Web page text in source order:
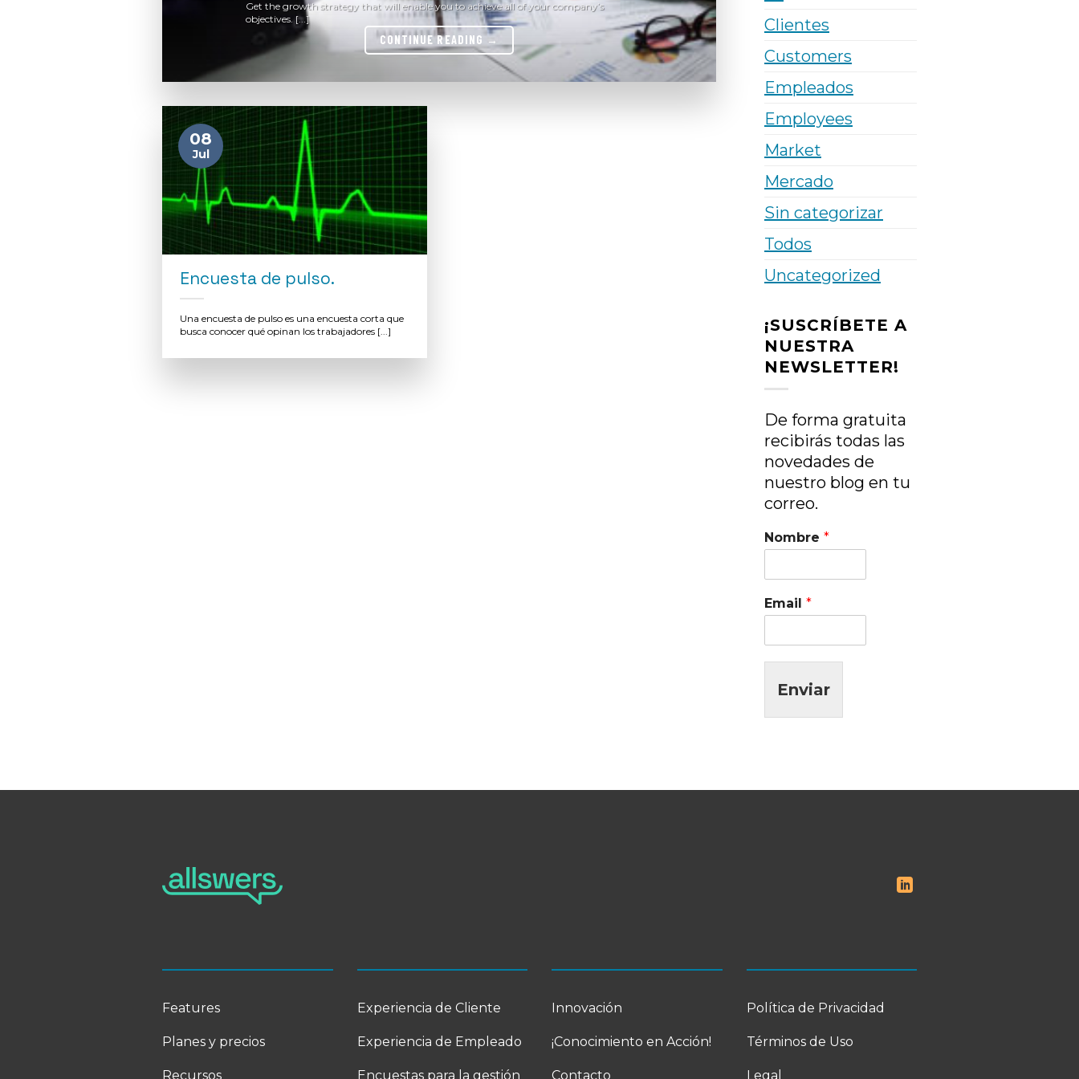
Get the growth strategy that will enable you to achieve all of your company’s
objectives. [...]
CONTINUE READING →
Encuesta de pulso.
Una encuesta de pulso es una encuesta corta que
busca conocer qué opinan los trabajadores [...]
08
Jul
Clientes
Customers
Empleados
Employees
Market
Mercado
Sin categorizar
Todos
Uncategorized
¡SUSCRÍBETE A
NUESTRA
NEWSLETTER!
De forma gratuita
recibirás todas las
novedades de
nuestro blog en tu
correo.
Nombre *
Email *
Enviar
Features
Planes y precios
Recursos
Experiencia de Cliente
Experiencia de Empleado
Encuestas para la gestión
Innovación
¡Conocimiento en Acción!
Contacto
Política de Privacidad
Términos de Uso
Legal